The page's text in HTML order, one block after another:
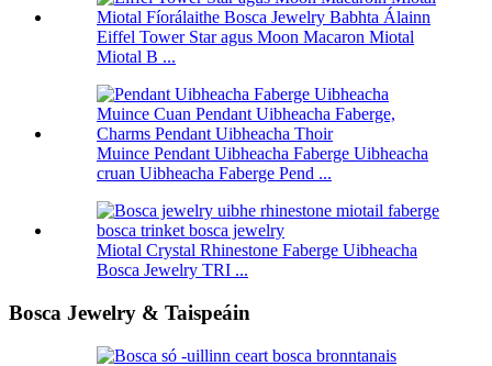
Eiffel Tower Star agus Moon Macaron Miotal
Miotal B ...
Muince Pendant Uibheacha Faberge Uibheacha
cruan Uibheacha Faberge Pend ...
Miotal Crystal Rhinestone Faberge Uibheacha
Bosca Jewelry TRI ...
Bosca Jewelry & Taispeáin